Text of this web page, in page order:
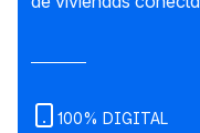
100% DIGITAL